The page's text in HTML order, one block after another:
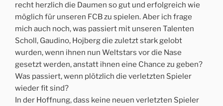
recht herzlich die Daumen so gut und erfolgreich wie
möglich für unseren FCB zu spielen. Aber ich frage
mich auch noch, was passiert mit unseren Talenten
Scholl, Gaudino, Hojberg die zuletzt stark gelobt
wurden, wenn ihnen nun Weltstars vor die Nase
gesetzt werden, anstatt ihnen eine Chance zu geben?
Was passiert, wenn plötzlich die verletzten Spieler
wieder fit sind?
In der Hoffnung, dass keine neuen verletzten Spieler